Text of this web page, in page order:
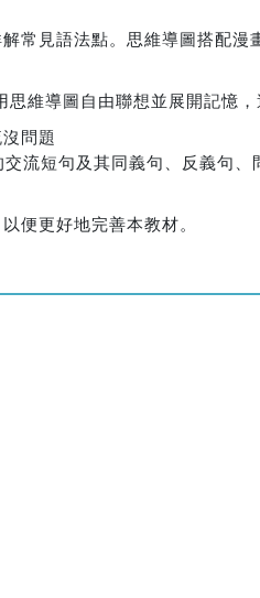
常見語法點。思維導圖搭配漫
維導圖自由聯想並展開記憶，
問題
流短句及其同義句、反義句
便更好地完善本教材。